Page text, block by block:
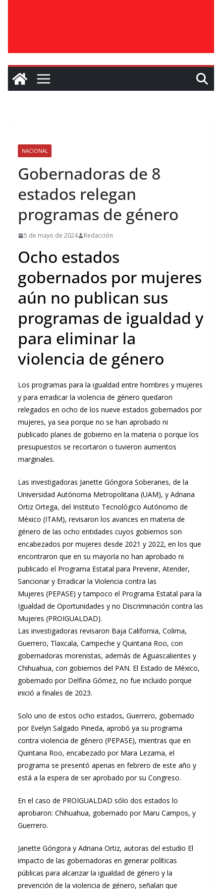
NACIONAL
Gobernadoras de 8
estados relegan
programas de género
5 de mayo de 2024 Redacción
Ocho estados
gobernados por mujeres
aún no publican sus
programas de igualdad y
para eliminar la
violencia de género
Los programas para la igualdad entre hombres y mujeres
y para erradicar la violencia de género quedaron
relegados en ocho de los nueve estados gobernados por
mujeres, ya sea porque no se han aprobado ni
publicado planes de gobierno en la materia o porque los
presupuestos se recortaron o tuvieron aumentos
marginales.
Las investigadoras Janette Góngora Soberanes, de la
Universidad Autónoma Metropolitana (UAM), y Adriana
Ortiz Ortega, del Instituto Tecnológico Autónomo de
México (ITAM), revisaron los avances en materia de
género de las ocho entidades cuyos gobiernos son
encabezados por mujeres desde 2021 y 2022, en los que
encontraron que en su mayoría no han aprobado ni
publicado el Programa Estatal para Prevenir, Atender,
Sancionar y Erradicar la Violencia contra las
Mujeres (PEPASE) y tampoco el Programa Estatal para la
Igualdad de Oportunidades y no Discriminación contra las
Mujeres (PROIGUALDAD).
Las investigadoras revisaron Baja California, Colima,
Guerrero, Tlaxcala, Campeche y Quintana Roo, con
gobernadoras morenistas, además de Aguascalientes y
Chihuahua, con gobiernos del PAN. El Estado de México,
gobernado por Delfina Gómez, no fue incluido porque
inició a finales de 2023.
Solo uno de estos ocho estados, Guerrero, gobernado
por Evelyn Salgado Pineda, aprobó ya su programa
contra violencia de género (PEPASE), mientras que en
Quintana Roo, encabezado por Mara Lezama, el
programa se presentó apenas en febrero de este año y
está a la espera de ser aprobado por su Congreso.
En el caso de PROIGUALDAD sólo dos estados lo
aprobaron: Chihuahua, gobernado por Maru Campos, y
Guerrero.
Janette Góngora y Adriana Ortiz, autoras del estudio El
impacto de las gobernadoras en generar políticas
públicas para alcanzar la igualdad de género y la
prevención de la violencia de género, señalan que